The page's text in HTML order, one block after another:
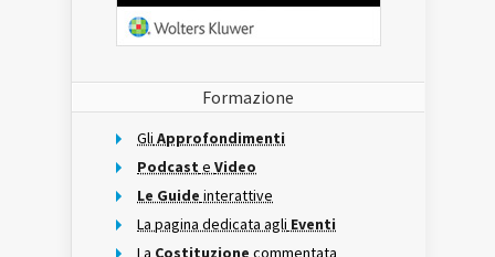
Formazione
Gli Approfondimenti
Podcast e Video
Le Guide interattive
La pagina dedicata agli Eventi
La Costituzione commentata